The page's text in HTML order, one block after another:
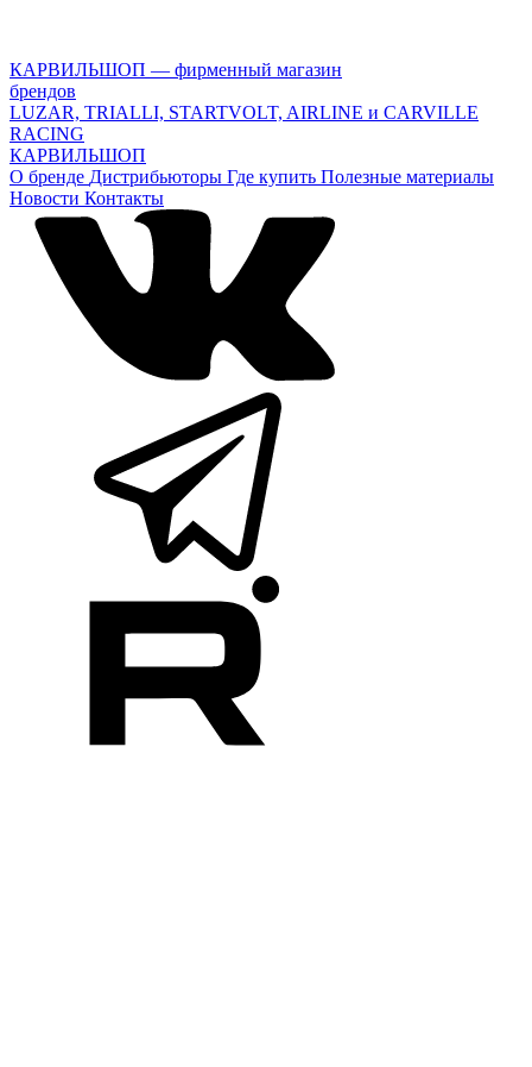
КАРВИЛЬШОП — фирменный магазин
брендов
LUZAR, TRIALLI, STARTVOLT, AIRLINE и CARVILLE
RACING
КАРВИЛЬШОП
О бренде Дистрибьюторы Где купить Полезные материалы
Новости Контакты